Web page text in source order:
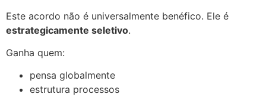
Este acordo não é universalmente benéfico. Ele é
estrategicamente seletivo.
Ganha quem:
pensa globalmente
estrutura processos